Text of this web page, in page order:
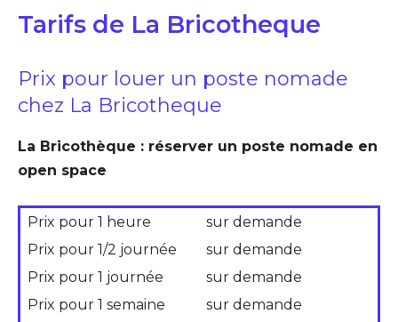
Tarifs de La Bricotheque
Prix pour louer un poste nomade
chez La Bricotheque
La Bricothèque : réserver un poste nomade en
open space
Prix pour 1 heure
sur demande
Prix pour 1/2 journée
sur demande
Prix pour 1 journée
sur demande
Prix pour 1 semaine
sur demande